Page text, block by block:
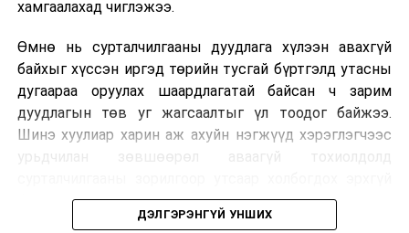
хамгаалахад чиглэжээ.
Өмнө нь сурталчилгааны дуудлага хүлээн авахгүй
байхыг хүссэн иргэд төрийн тусгай бүртгэлд утасны
дугаараа оруулах шаардлагатай байсан ч зарим
дуудлагын төв уг жагсаалтыг үл тоодог байжээ.
Шинэ хуулиар харин аж ахуйн нэгжүүд хэрэглэгчээс
урьдчилан зөвшөөрөл аваагүй тохиолдолд
болно. Иргэн өгсөн зөвшөөрлөө хүссэн үедээ цуцлах
ДЭЛГЭРЭНГҮЙ УНШИХ